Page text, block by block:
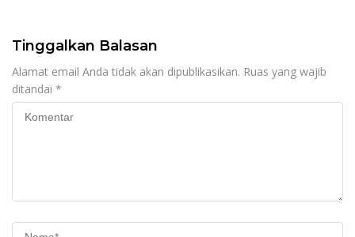
Tinggalkan Balasan
Alamat email Anda tidak akan dipublikasikan. Ruas yang wajib
ditandai *